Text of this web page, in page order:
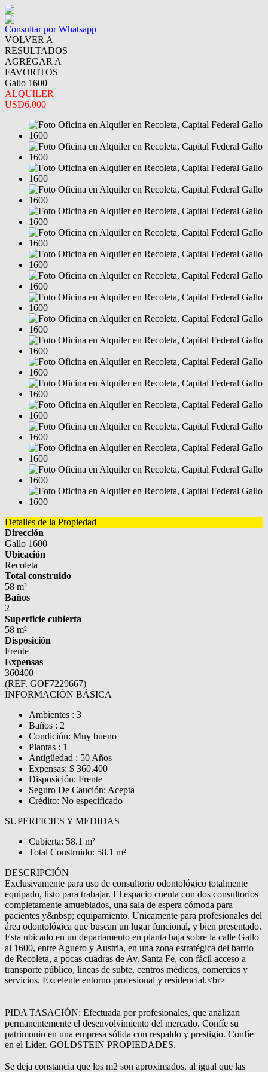
Consultar por Whatsapp
VOLVER A
RESULTADOS
AGREGAR A
FAVORITOS
Gallo 1600
ALQUILER
USD6.000
Detalles de la Propiedad
Dirección
Gallo 1600
Ubicación
Recoleta
Total construido
58 m²
Baños
2
Superficie cubierta
58 m²
Disposición
Frente
Expensas
360400
(REF. GOF7229667)
INFORMACIÓN BÁSICA
Ambientes : 3
Baños : 2
Condición: Muy bueno
Plantas : 1
Antigüedad : 50 Años
Expensas: $ 360.400
Disposición: Frente
Seguro De Caución: Acepta
Crédito: No especificado
SUPERFICIES Y MEDIDAS
Cubierta: 58.1 m²
Total Construido: 58.1 m²
DESCRIPCIÓN
Exclusivamente para uso de consultorio odontológico totalmente
equipado, listo para trabajar. El espacio cuenta con dos consultorios
completamente amueblados, una sala de espera cómoda para
pacientes y&nbsp; equipamiento. Unicamente para profesionales del
área odontológica que buscan un lugar funcional, y bien presentado.
Esta ubicado en un departamento en planta baja sobre la calle Gallo
al 1600, entre Aguero y Austria, en una zona estratégica del barrio
de Recoleta, a pocas cuadras de Av. Santa Fe, con fácil acceso a
transporte público, líneas de subte, centros médicos, comercios y
servicios. Excelente entorno profesional y residencial.<br>
PIDA TASACIÓN: Efectuada por profesionales, que analizan
permanentemente el desenvolvimiento del mercado. Confíe su
patrimonio en una empresa sólida con respaldo y prestigio. Confíe
en el Líder. GOLDSTEIN PROPIEDADES.
Se deja constancia que los m2 son aproximados, al igual que las